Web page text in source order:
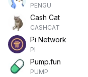
PENGU
Cash Cat
CASHCAT
Pi Network
PI
Pump.fun
PUMP